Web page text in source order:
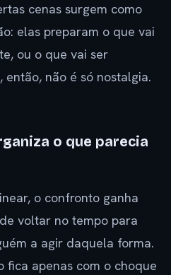
cenas surgem como
elas preparam o que vai
ou o que vai ser
não é só nostalgia.
o que parecia
o confronto ganha
voltar no tempo para
a agir daquela forma.
fica apenas com o choque